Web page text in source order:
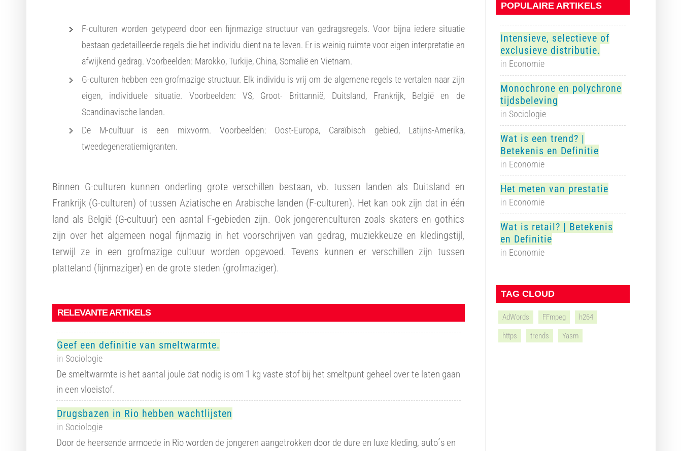
F-culturen worden getypeerd door een fijnmazige structuur van gedragsregels. Voor bijna iedere situatie
bestaan gedetailleerde regels die het individu dient na te leven. Er is weinig ruimte voor eigen interpretatie en
afwijkend gedrag. Voorbeelden: Marokko, Turkije, China, Somalië en Vietnam.
G-culturen hebben een grofmazige structuur. Elk individu is vrij om de algemene regels te vertalen naar zijn
eigen, individuele situatie. Voorbeelden: VS, Groot- Brittannië, Duitsland, Frankrijk, België en de
Scandinavische landen.
De M-cultuur is een mixvorm. Voorbeelden: Oost-Europa, Caraïbisch gebied, Latijns-Amerika,
tweedegeneratiemigranten.
Binnen G-culturen kunnen onderling grote verschillen bestaan, vb. tussen landen als Duitsland en
Frankrijk (G-culturen) of tussen Aziatische en Arabische landen (F-culturen). Het kan ook zijn dat in één
land als België (G-cultuur) een aantal F-gebieden zijn. Ook jongerenculturen zoals skaters en gothics
zijn over het algemeen nogal fijnmazig in het voorschrijven van gedrag, muziekkeuze en kledingstijl,
terwijl ze in een grofmazige cultuur worden opgevoed. Tevens kunnen er verschillen zijn tussen
platteland (fijnmaziger) en de grote steden (grofmaziger).
RELEVANTE ARTIKELS
Geef een definitie van smeltwarmte.
in Sociologie
De smeltwarmte is het aantal joule dat nodig is om 1 kg vaste stof bij het smeltpunt geheel over te laten gaan
in een vloeistof.
Drugsbazen in Rio hebben wachtlijsten
in Sociologie
Door de heersende armoede in Rio worden de jongeren aangetrokken door de dure en luxe kleding, auto´s en
POPULAIRE ARTIKELS
Intensieve, selectieve of
exclusieve distributie.
in Economie
Monochrone en polychrone
tijdsbeleving
in Sociologie
Wat is een trend? |
Betekenis en Definitie
in Economie
Het meten van prestatie
in Economie
Wat is retail? | Betekenis
en Definitie
in Economie
TAG CLOUD
AdWords FFmpeg h264
https trends Yasm